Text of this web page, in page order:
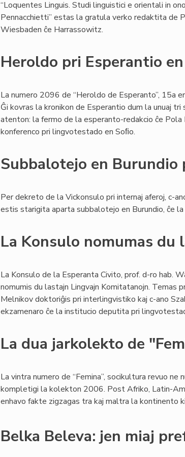
“Loquentes Linguis. Studi linguistici e orientali in
Pennacchietti” estas la gratula verko redaktita de
Wiesbaden ĉe Harrassowitz.
Heroldo pri Esperantio
La numero 2096 de “Heroldo de Esperanto”, 15a
Ĝi kovras la kronikon de Esperantio dum la unuaj
atenton: la fermo de la esperanto-redakcio ĉe
konferenco pri lingvotestado en Soﬁo.
Subbalotejo en
Per dekreto de la Vickonsulo pri internaj aferoj, c-
estis starigita aparta subbalotejo en Burundio, ĉe
La Konsulo nomumas du
La Konsulo de la Esperanta Civito, prof. d-ro hab.
nomumis du lastajn Lingvajn Komitatanojn. Temas
Melnikov doktoriĝis pri interlingvistiko kaj c-ano
ekzamenaro ĉe la institucio deputita pri
La dua jarkolekto de
La vintra numero de “Femina”, socikultura revuo ne
kompletigi la kolekton 2006. Post Afriko, Latin-
enhavo fakte zigzagas tra kaj maltra la kontinento
Belka Beleva: jen miaj